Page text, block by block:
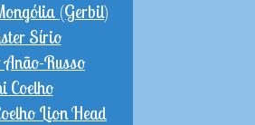
(Gerbil)
Sírio
Russo
Coelho
Lion Head